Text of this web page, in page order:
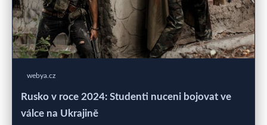
webya.cz
Rusko v roce 2024: Studenti nuceni bojovat ve
válce na Ukrajině